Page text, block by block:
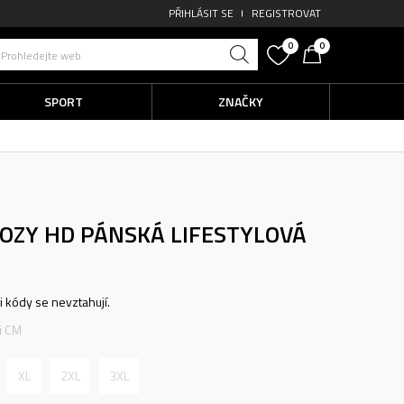
PŘIHLÁSIT SE REGISTROVAT
Prohledejte web
0 0
SPORT ZNAČKY
HD PÁNSKÁ LIFESTYLOVÁ
kódy se nevztahují.
XL 2XL 3XL